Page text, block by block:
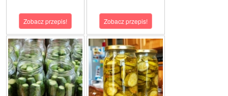
Zobacz przepis! Zobacz przepis!